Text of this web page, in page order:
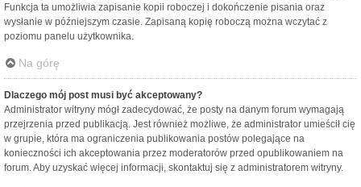
Funkcja ta umożliwia zapisanie kopii roboczej i dokończenie pisania oraz
wysłanie w późniejszym czasie. Zapisaną kopię roboczą można wczytać z
poziomu panelu użytkownika.
Na górę
Dlaczego mój post musi być akceptowany?
Administrator witryny mógł zadecydować, że posty na danym forum wymagają
przejrzenia przed publikacją. Jest również możliwe, że administrator umieścił cię
w grupie, która ma ograniczenia publikowania postów polegające na
konieczności ich akceptowania przez moderatorów przed opublikowaniem na
forum. Aby uzyskać więcej informacji, skontaktuj się z administratorem witryny.